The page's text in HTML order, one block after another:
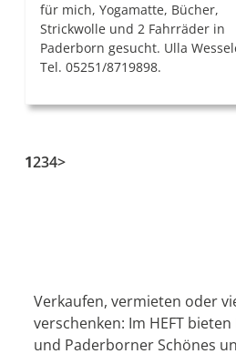
für mich, Yogamatte, Bücher,
Strickwolle und 2 Fahrräder in
Paderborn gesucht. Ulla
Tel. 05251/8719898.
1234>
Verkaufen, vermieten oder
verschenken: Im HEFT
und Paderborner Schönes